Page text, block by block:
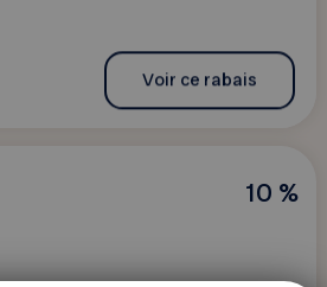
Voir ce rabais
10 %